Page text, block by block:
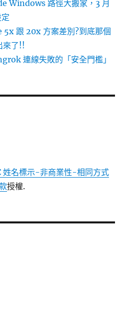
Windows 路徑大搬家，3 月
跟 20x 方案差別?到底那個
來了!!
連線失敗的「安全門檻」
姓名標示-非商業性-相同方式
授權.